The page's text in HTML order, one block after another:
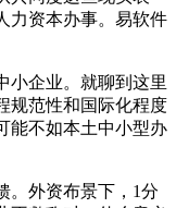
力资本办事。易软件
企业。就聊到这里
规范性和国际化程度
能不如本土中小型办
外资布景下，1分